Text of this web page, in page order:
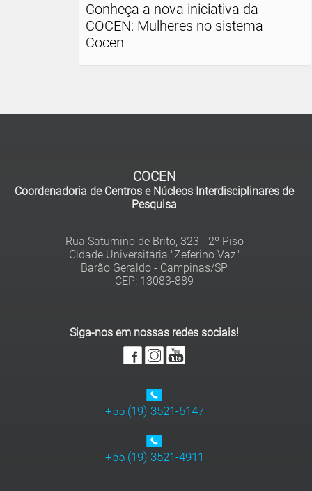
Conheça a nova iniciativa da
COCEN: Mulheres no sistema
Cocen
COCEN
Coordenadoria de Centros e Núcleos Interdisciplinares de
Pesquisa
Rua Saturnino de Brito, 323 - 2º Piso
Cidade Universitária "Zeferino Vaz"
Barão Geraldo - Campinas/SP
Siga-nos em nossas redes sociais!
+55 (19) 3521-5147
+55 (19) 3521-4911